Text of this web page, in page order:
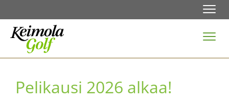
Pelikausi 2026 alkaa!